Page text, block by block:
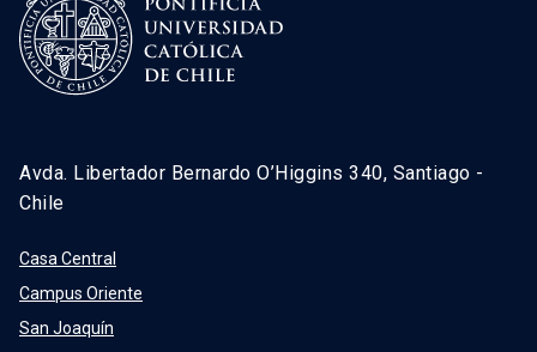
Avda. Libertador Bernardo O’Higgins 340, Santiago -
Chile
Casa Central
Campus Oriente
San Joaquín